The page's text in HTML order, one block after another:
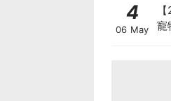
4
06 May
寵